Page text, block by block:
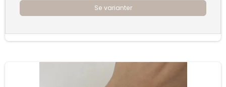
Se varianter